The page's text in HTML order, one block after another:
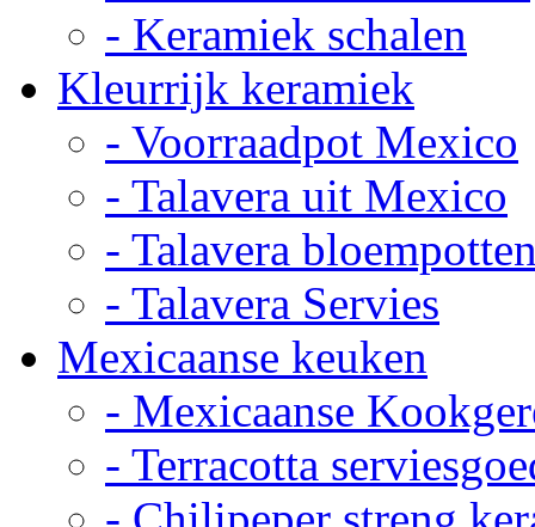
- Keramiek schalen
Kleurrijk keramiek
- Voorraadpot Mexico
- Talavera uit Mexico
- Talavera
- Talavera Servies
Mexicaanse keuken
- Mexicaanse
- Terracotta